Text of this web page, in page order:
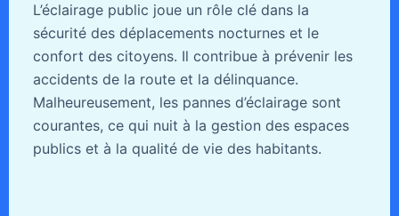
L’éclairage public joue un rôle clé dans la
sécurité des déplacements nocturnes et le
confort des citoyens. Il contribue à prévenir les
accidents de la route et la délinquance.
Malheureusement, les pannes d’éclairage sont
courantes, ce qui nuit à la gestion des espaces
publics et à la qualité de vie des habitants.